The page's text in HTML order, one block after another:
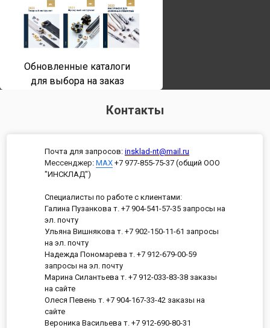
Обновленные каталоги
для выбора на заказ
Контакты
Почта для запросов: insklad-nt@mail.ru
Мессенджер: MAX +7 977-855-75-37 (общий ООО
"ИНСКЛАД")
Специалисты по работе с клиентами:
Галина Пузанкова т. +7 904-541-57-35 запросы на
эл. почту
Ульяна Вишнякова т. +7 902-150-11-61 запросы
на эл. почту
Надежда Пономарева т. +7 912-679-00-59
запросы на эл. почту
Марина Силантьева т. +7 912-033-83-38 заказы
на сайте
Олеся Певень т. +7 904-167-33-42 заказы на
сайте
Вероника Васильева т. +7 912-690-80-31